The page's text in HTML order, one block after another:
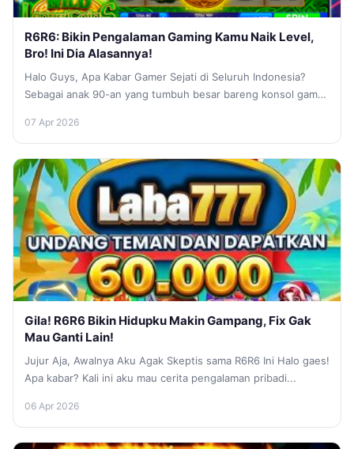
R6R6: Bikin Pengalaman Gaming Kamu Naik Level,
Bro! Ini Dia Alasannya!
Halo Guys, Apa Kabar Gamer Sejati di Seluruh Indonesia?
Sebagai anak 90-an yang tumbuh besar bareng konsol game
07 Apr 2026
Gila! R6R6 Bikin Hidupku Makin Gampang, Fix Gak
Mau Ganti Lain!
Jujur Aja, Awalnya Aku Agak Skeptis sama R6R6 Ini Halo gaes!
Apa kabar? Kali ini aku mau cerita pengalaman pribadi...
06 Apr 2026